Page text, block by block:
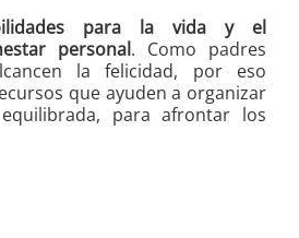
para la vida y el
personal. Como padres
la felicidad, por eso
que ayuden a organizar
para afrontar los